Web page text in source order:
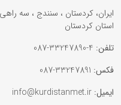
ایران، کردستان ، سنندج ، سه
استان کردستان
تلفن:
فکس:
ایمیل: